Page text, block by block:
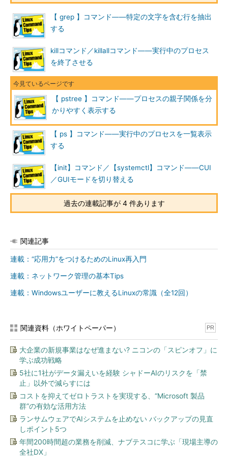
コマンド実行例
pstree
pstree -U | more
画面1
使用するよう指定している
自分が実行しているプロセスを表示する
「 pstree ユーザー名」で、指定したユーザーのプロセスが表
示されます（画面2）。
画面2「pstree ユーザー名」で指定したユーザーのプロセ
スを表示（ここでは自分のプロセスを表示している）
CUI（Character User Interface）環境の場合はシェルと
pstreeコマンドのみのさみしい表示になるかもしませんが、
GUI（Graphical User Interface）環境の場合はもっと“にぎや
か”な表示になります。この場合、「
【 grep 】コマンド――特定の文字を含む行を抽出
する
killコマンド／killallコマンド――実行中のプロセス
を終了させる
【 pstree 】コマンド――プロセスの親子関係を分
かりやすく表示する
【 ps 】コマンド――実行中のプロセスを一覧表示
する
【init】コマンド／【systemctl】コマンド――CUI
／GUIモードを切り替える
過去の連載記事が 4 件あります
関連記事
連載：“応用力”をつけるためのLinux再入門
連載：ネットワーク管理の基本Tips
連載：Windowsユーザーに教えるLinuxの常識（全12回）
関連資料（ホワイトペーパー） PR
大企業の新規事業はなぜ進まない? ニコンの「スピンオフ」に
学ぶ成功戦略
5社に1社がデータ漏えいを経験 シャドーAIのリスクを「禁
止」以外で減らすには
コストを抑えてゼロトラストを実現する、“Microsoft 製品
群”の有効な活用方法
ランサムウェアでAIシステムを止めない バックアップの見直
しポイント5つ
年間200時間超の業務を削減、ナブテスコに学ぶ「現場主導の
全社DX」